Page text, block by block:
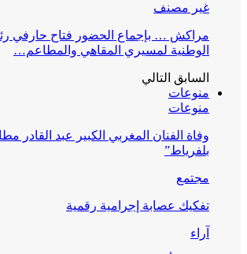
غير مصنف
مراكش … بإجماع الحضور فتاح حارفي
الوطنية لمسيري المقاهي والمطاعم…
السابق التالي
منوعات
منوعات
وفاة الفنان المغربي الكبير عبد القادر
بلفرياط”
مجتمع
تفكيك عصابة إجرامية رقمية
آراء